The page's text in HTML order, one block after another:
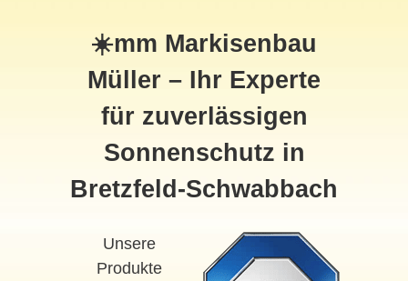
☀️mm Markisenbau
Müller – Ihr Experte
für zuverlässigen
Sonnenschutz in
Bretzfeld-Schwabbach
Unsere
Produkte